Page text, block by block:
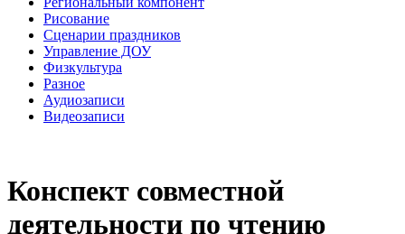
Рисование
Сценарии праздников
Управление ДОУ
Физкультура
Разное
Аудиозаписи
Видеозаписи
Конспект совместной
деятельности по чтению